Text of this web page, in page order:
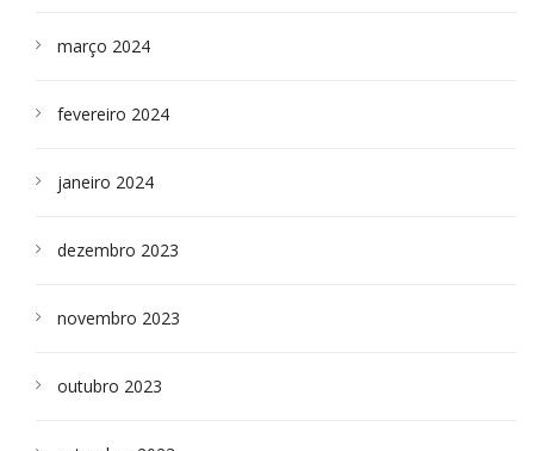
março 2024
fevereiro 2024
janeiro 2024
dezembro 2023
novembro 2023
outubro 2023